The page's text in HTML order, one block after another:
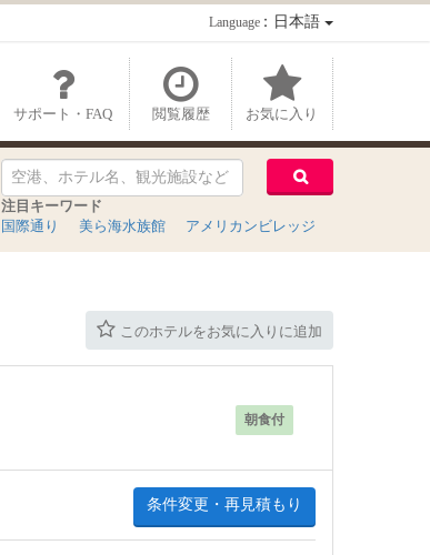
Language：日本語
サポート・FAQ 閲覧履歴 お気に入り
注目キーワード
国際通り
美ら海水族館 アメリカンビレッジ
このホテルをお気に入りに追加
朝食付
条件変更・再見積もり